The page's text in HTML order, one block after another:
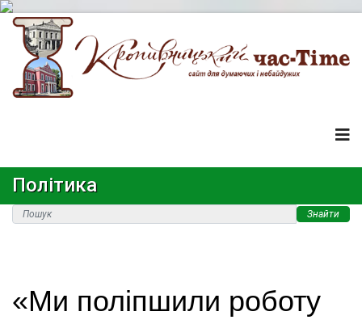
Політика
Знайти
«Ми поліпшили роботу